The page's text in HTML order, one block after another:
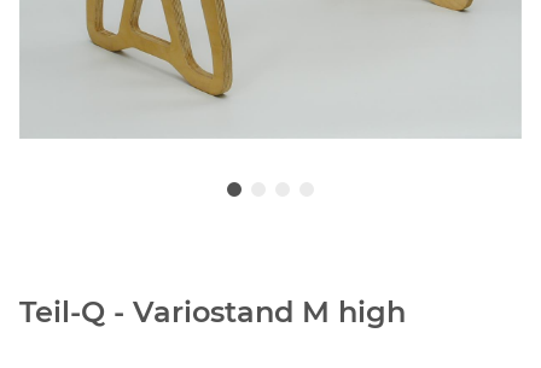
Teil-Q - Variostand M high